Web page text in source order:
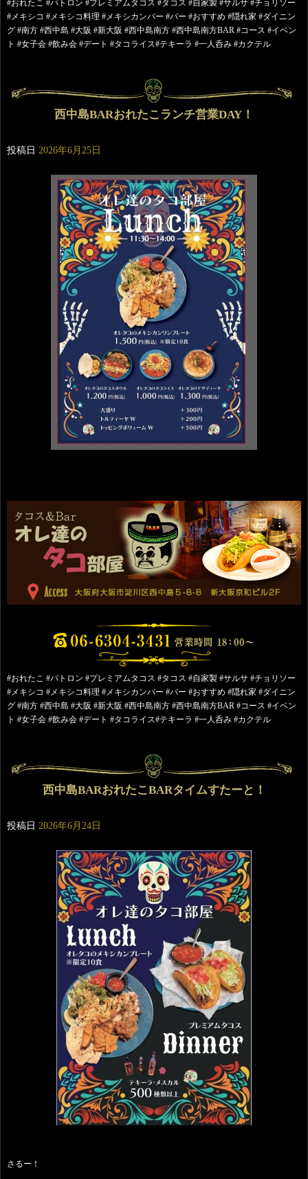
#おれたこ #パトロン #プレミアムタコス #タコス #自家製 #サルサ #チョリソー
#メキシコ #メキシコ料理 #メキシカンバー #バー #おすすめ #隠れ家 #ダイニン
グ #南方 #西中島 #大阪 #新大阪 #西中島南方 #西中島南方BAR #コース #イベン
ト #女子会 #飲み会 #デート #タコライス#テキーラ #一人呑み #カクテル
西中島BARおれたこランチ営業DAY！
投稿日 2026年6月25日
#おれたこ #パトロン #プレミアムタコス #タコス #自家製 #サルサ #チョリソー
#メキシコ #メキシコ料理 #メキシカンバー #バー #おすすめ #隠れ家 #ダイニン
グ #南方 #西中島 #大阪 #新大阪 #西中島南方 #西中島南方BAR #コース #イベン
ト #女子会 #飲み会 #デート #タコライス#テキーラ #一人呑み #カクテル
西中島BARおれたこBARタイムすたーと！
投稿日 2026年6月24日
さるー！